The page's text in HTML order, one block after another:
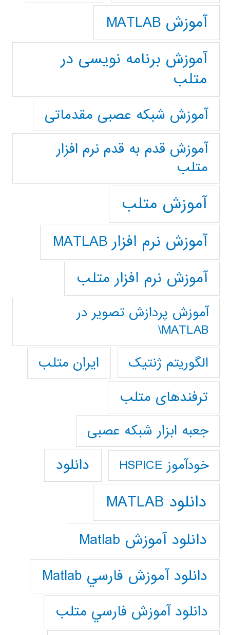
آموزش MATLAB
آموزش برنامه نویسی در
متلب
آموزش شبکه عصبی مقدماتی
آموزش قدم به قدم نرم افزار
متلب
آموزش متلب
آموزش نرم افزار MATLAB
آموزش نرم افزار متلب
آموزش پردازش تصوير در
MATLAB\
الگوریتم ژنتیک
ایران متلب
ترفندهای متلب
جعبه ابزار شبکه عصبی
خودآموز HSPICE دانلود
دانلود MATLAB
دانلود آموزش Matlab
دانلود آموزش فارسي Matlab
دانلود آموزش فارسي متلب